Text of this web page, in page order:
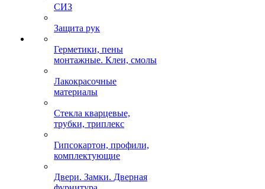
СИЗ
Защита рук
Герметики, пены
монтажные. Клеи, смолы
Лакокрасочные
материалы
Стекла кварцевые,
трубки, триплекс
Гипсокартон, профили,
комплектующие
Двери. Замки. Дверная